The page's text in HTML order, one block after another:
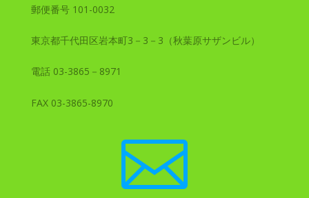
郵便番号 101-0032
東京都千代田区岩本町3－3－3（秋葉原サザンビル）
電話 03-3865－8971
FAX 03-3865-8970
